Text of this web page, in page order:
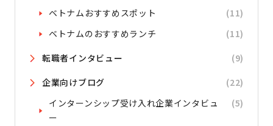
ベトナムおすすめスポット
(11)
ベトナムのおすすめランチ
(11)
転職者インタビュー
(9)
企業向けブログ
(22)
インターンシップ受け入れ企業インタビュ
ー
(5)